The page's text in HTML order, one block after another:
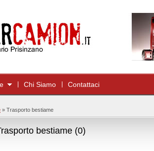
Chi Siamo Contattaci
» Trasporto bestiame
bestiame (0)